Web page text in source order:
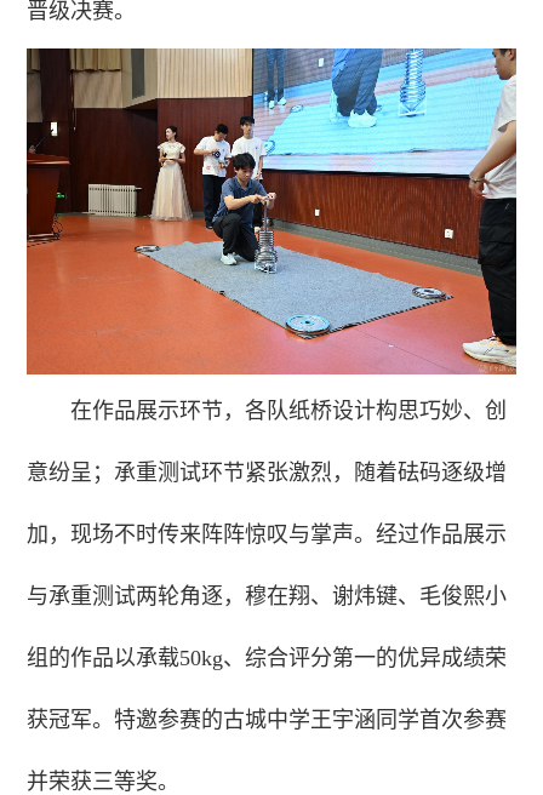
晋级决赛。
在作品展示环节，各队纸桥设计构思巧妙、创
意纷呈；承重测试环节紧张激烈，随着砝码逐级增
加，现场不时传来阵阵惊叹与掌声。经过作品展示
与承重测试两轮角逐，穆在翔、谢炜键、毛俊熙小
组的作品以承载50kg、综合评分第一的优异成绩荣
获冠军。特邀参赛的古城中学王宇涵同学首次参赛
并荣获三等奖。